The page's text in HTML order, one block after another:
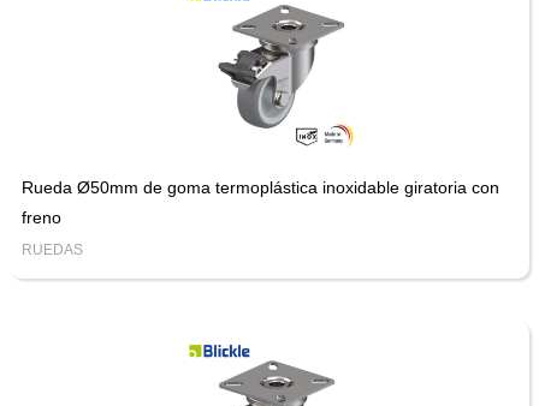
Rueda Ø50mm de goma termoplástica inoxidable giratoria con
freno
RUEDAS